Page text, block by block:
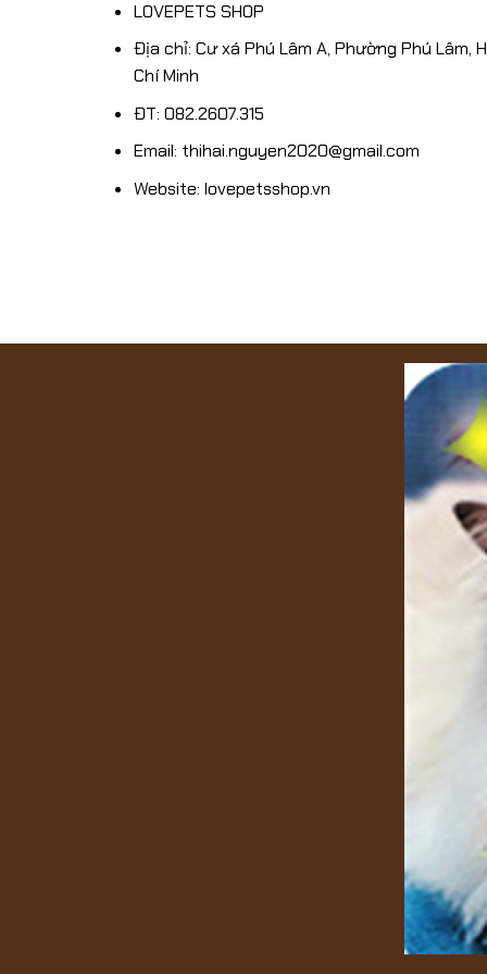
SHOP
1/12/2024
LOVEPETS SHOP
Địa chỉ: Cư xá Phú Lâm A, Phường Phú Lâm,
Chí Minh
ĐT: 082.2607.315
Email: thihai.nguyen2020@gmail.com
Website: lovepetsshop.vn